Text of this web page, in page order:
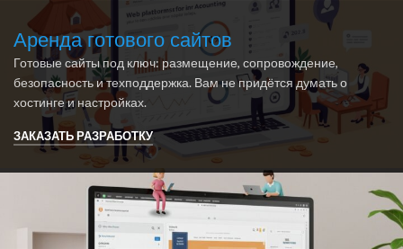
Аренда готового сайтов
Готовые сайты под ключ: размещение, сопровождение,
безопасность и техподдержка. Вам не придётся думать о
хостинге и настройках.
ЗАКАЗАТЬ РАЗРАБОТКУ